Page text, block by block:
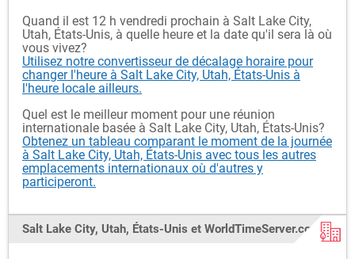
Quand il est 12 h vendredi prochain à Salt Lake City,
Utah, États-Unis, à quelle heure et la date qu'il sera là où
vous vivez?
Utilisez notre convertisseur de décalage horaire pour
changer l'heure à Salt Lake City, Utah, États-Unis à
l'heure locale ailleurs.
Quel est le meilleur moment pour une réunion
internationale basée à Salt Lake City, Utah, États-Unis?
Obtenez un tableau comparant le moment de la journée
à Salt Lake City, Utah, États-Unis avec tous les autres
emplacements internationaux où d'autres y
participeront.
Salt Lake City, Utah, États-Unis et WorldTimeServer.com